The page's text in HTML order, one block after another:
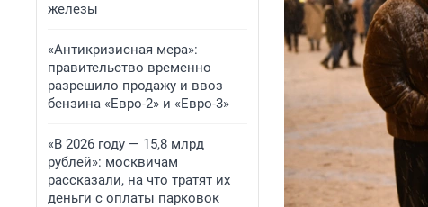
железы
«Антикризисная мера»:
правительство временно
разрешило продажу и ввоз
бензина «Евро-2» и «Евро-3»
«В 2026 году — 15,8 млрд
рублей»: москвичам
рассказали, на что тратят их
деньги с оплаты парковок